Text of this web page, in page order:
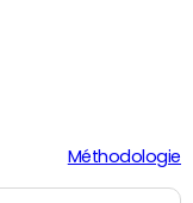
Méthodologie